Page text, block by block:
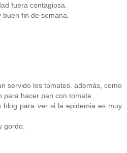
fuera contagiosa.
fin de semana.
servido los tomates. además, como
para hacer pan con tomate.
blog para ver si la epidemia es muy
gordo.